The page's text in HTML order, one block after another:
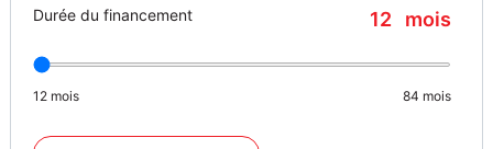
Durée du financement 12 mois
12 mois 84 mois